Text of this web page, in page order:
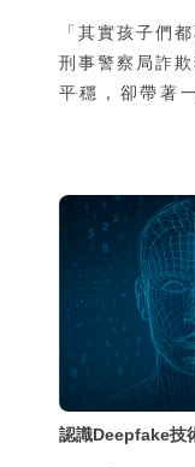
「其實孩子們
刑事警察局詐
平穩，卻帶著
到兩成，其餘
裡沒有特別辛
麼這些學生還
呢？
認識Deepfake技